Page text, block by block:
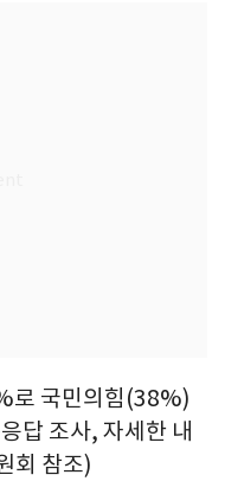
로 국민의힘(38%)
답 조사, 자세한 내
회 참조)